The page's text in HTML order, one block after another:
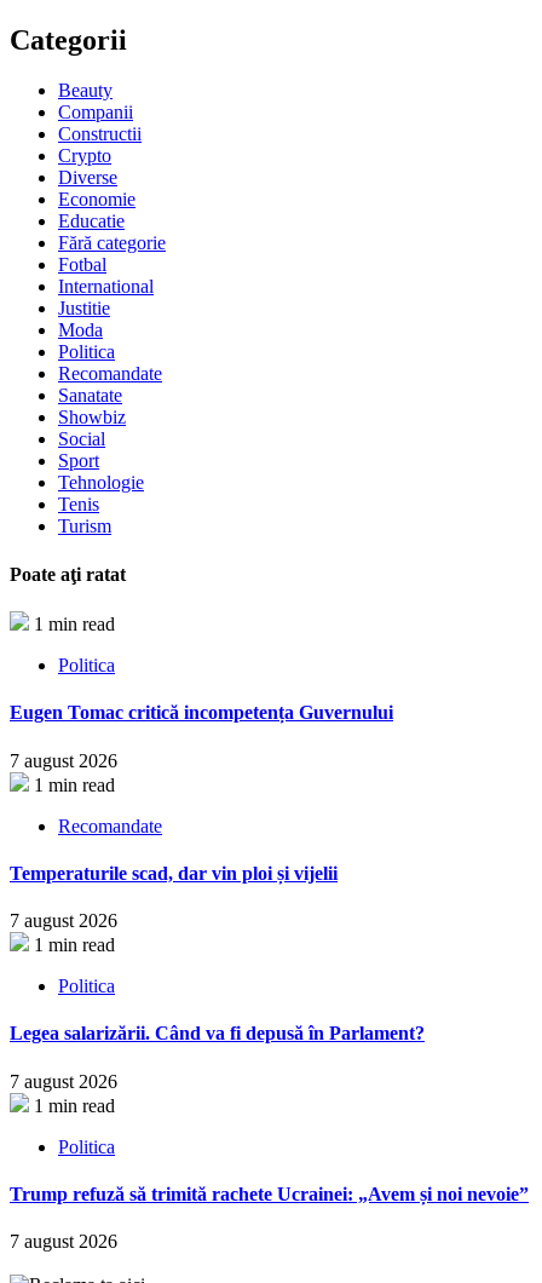
Categorii
Beauty
Companii
Constructii
Crypto
Diverse
Economie
Educatie
Fără categorie
Fotbal
International
Justitie
Moda
Politica
Recomandate
Sanatate
Showbiz
Social
Sport
Tehnologie
Tenis
Turism
Poate aţi ratat
1 min read
Politica
Eugen Tomac critică incompetența Guvernului
7 august 2026
1 min read
Recomandate
Temperaturile scad, dar vin ploi și vijelii
7 august 2026
1 min read
Politica
Legea salarizării. Când va fi depusă în Parlament?
7 august 2026
1 min read
Politica
Trump refuză să trimită rachete Ucrainei: „Avem și noi nevoie”
7 august 2026